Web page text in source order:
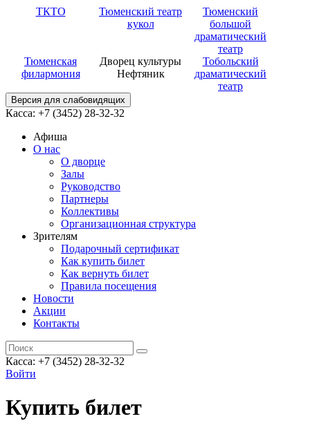
ТКТО
Тюменский театр
кукол
Тюменский
большой
драматический
театр
Тюменская
филармония
Дворец культуры
Нефтяник
Тобольский
драматический
театр
Версия для слабовидящих
Касса: +7 (3452) 28-32-32
Афиша
О нас
О дворце
Залы
Руководство
Партнеры
Коллективы
Организационная структура
Зрителям
Подарочный сертификат
Как купить билет
Как вернуть билет
Правила посещения
Новости
Акции
Контакты
Касса: +7 (3452) 28-32-32
Войти
Купить билет